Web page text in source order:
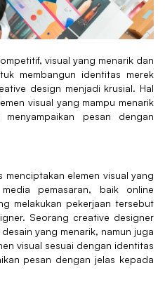
visual yang menarik dan
membangun identitas merek
design menjadi krusial. Hal
visual yang mampu menarik
pesan dengan
elemen visual yang
pemasaran, baik online
melakukan pekerjaan tersebut
Seorang creative designer
yang menarik, namun juga
visual sesuai dengan identitas
pesan dengan jelas kepada